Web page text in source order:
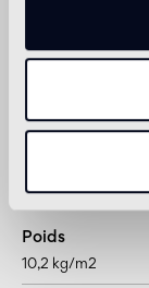
12
Poids
10,2 kg/m2